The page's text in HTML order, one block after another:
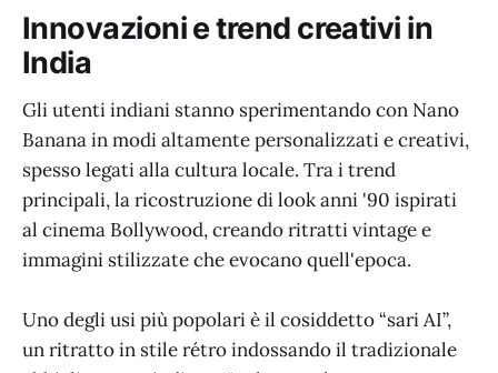
Innovazioni e trend creativi in
India
Gli utenti indiani stanno sperimentando con Nano
Banana in modi altamente personalizzati e creativi,
spesso legati alla cultura locale. Tra i trend
principali, la ricostruzione di look anni '90 ispirati
al cinema Bollywood, creando ritratti vintage e
immagini stilizzate che evocano quell'epoca.
Uno degli usi più popolari è il cosiddetto “sari AI”,
un ritratto in stile rétro indossando il tradizionale